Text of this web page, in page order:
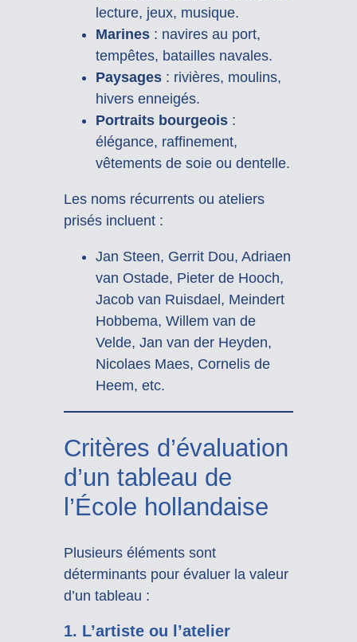
lecture, jeux, musique.
Marines: navires au port,
tempêtes, batailles navales.
Paysages: rivières, moulins,
hivers enneigés.
Portraits bourgeois:
élégance, raffinement,
vêtements de soie ou dentelle.
Les noms récurrents ou ateliers
prisés incluent :
Jan Steen, Gerrit Dou, Adriaen
van Ostade, Pieter de Hooch,
Jacob van Ruisdael, Meindert
Hobbema, Willem van de
Velde, Jan van der Heyden,
Nicolaes Maes, Cornelis de
Heem, etc.
Critères d’évaluation
d’un tableau de
l’École hollandaise
Plusieurs éléments sont
déterminants pour évaluer la valeur
d’un tableau :
1. L’artiste ou l’atelier